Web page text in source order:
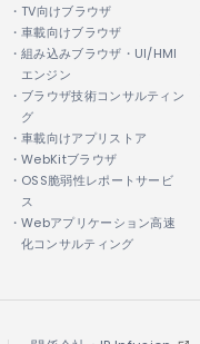
・TV向けブラウザ
・車載向けブラウザ
・組み込みブラウザ・UI/HMI
エンジン
・ブラウザ技術コンサルティン
グ
・車載向けアプリストア
・WebKitブラウザ
・OSS脆弱性レポートサービ
ス
・Webアプリケーション高速
化コンサルティング